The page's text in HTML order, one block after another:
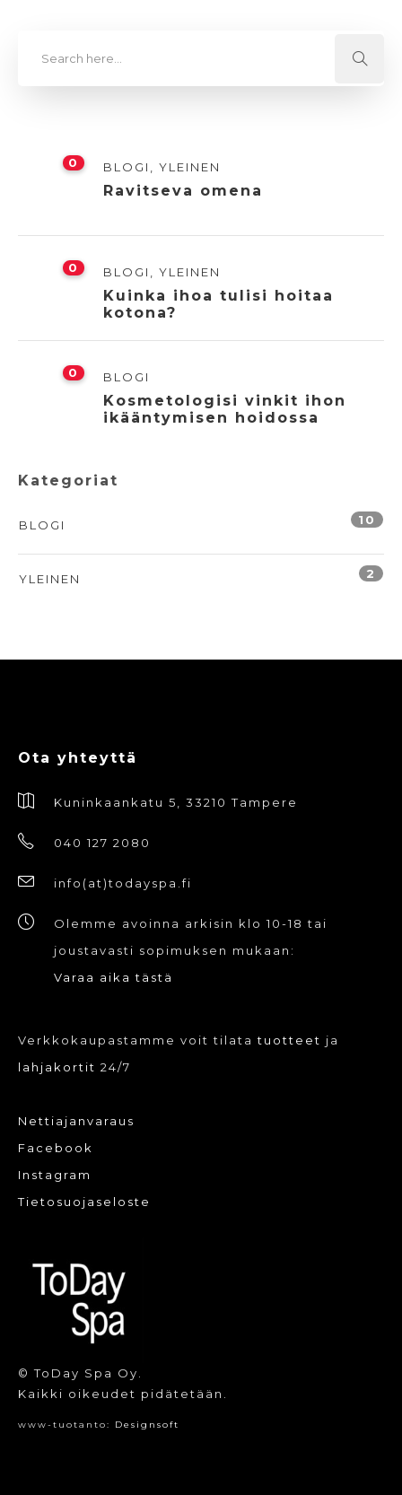
0 BLOGI YLEINEN
Ravitseva omena
0 BLOGI YLEINEN
Kuinka ihoa tulisi hoitaa
kotona?
0 BLOGI
Kosmetologisi vinkit ihon
ikääntymisen hoidossa
Kategoriat
BLOGI 10
YLEINEN 2
Ota yhteyttä
Kuninkaankatu 5, 33210 Tampere
040 127 2080
info(at)todayspa.fi
Olemme avoinna arkisin klo 10-18 tai
joustavasti sopimuksen mukaan:
Varaa aika tästä
Verkkokaupastamme voit tilatatuotteet ja
lahjakortit 24/7
Nettiajanvaraus
Facebook
Instagram
Tietosuojaseloste
© ToDay Spa Oy.
Kaikki oikeudet pidätetään.
www-tuotanto: Designsoft